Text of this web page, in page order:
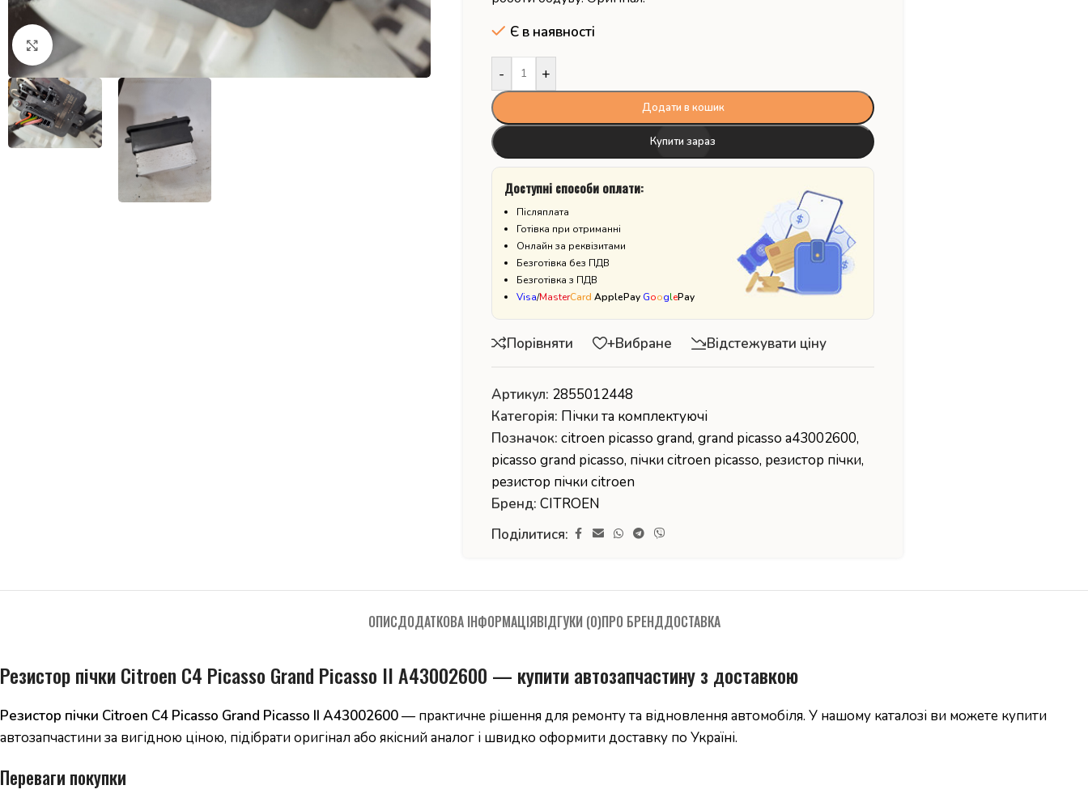
Натисніть, щоб збільшити
Є в наявності
- +
Додати в кошик
Купити зараз
Доступні способи оплати:
Післяплата
Готівка при отриманні
Онлайн за реквізитами
Безготівка без ПДВ
Безготівка з ПДВ
Visa/MasterCard ApplePay GooglePay
Порівняти +Вибране Відстежувати ціну
Артикул: 2855012448
Категорія: Пічки та комплектуючі
Позначок: citroen picasso grand, grand picasso a43002600,
picasso grand picasso, пічки citroen picasso, резистор пічки,
резистор пічки citroen
Бренд:CITROEN
Поділитися:
ОПИСДОДАТКОВА ІНФОРМАЦІЯВІДГУКИ (0)ПРО БРЕНДДОСТАВКА
Резистор пічки Citroen C4 Picasso Grand Picasso II A43002600 — купити автозапчастину з доставкою
Резистор пічки Citroen C4 Picasso Grand Picasso II A43002600— практичне рішення для ремонту та відновлення автомобіля. У нашому каталозі ви можете купити
автозапчастини за вигідною ціною, підібрати оригінал або якісний аналог і швидко оформити доставку по Україні.
Переваги покупки